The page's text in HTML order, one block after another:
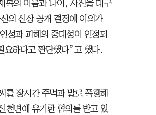
복의 이름과 나이, 사진을 대구
의 신상 공개 결정에 이의가
성과 피해의 중대성이 인정되
요하다고 판단했다”고 했다.
를 장시간 주먹과 발로 폭행해
천변에 유기한 혐의를 받고 있